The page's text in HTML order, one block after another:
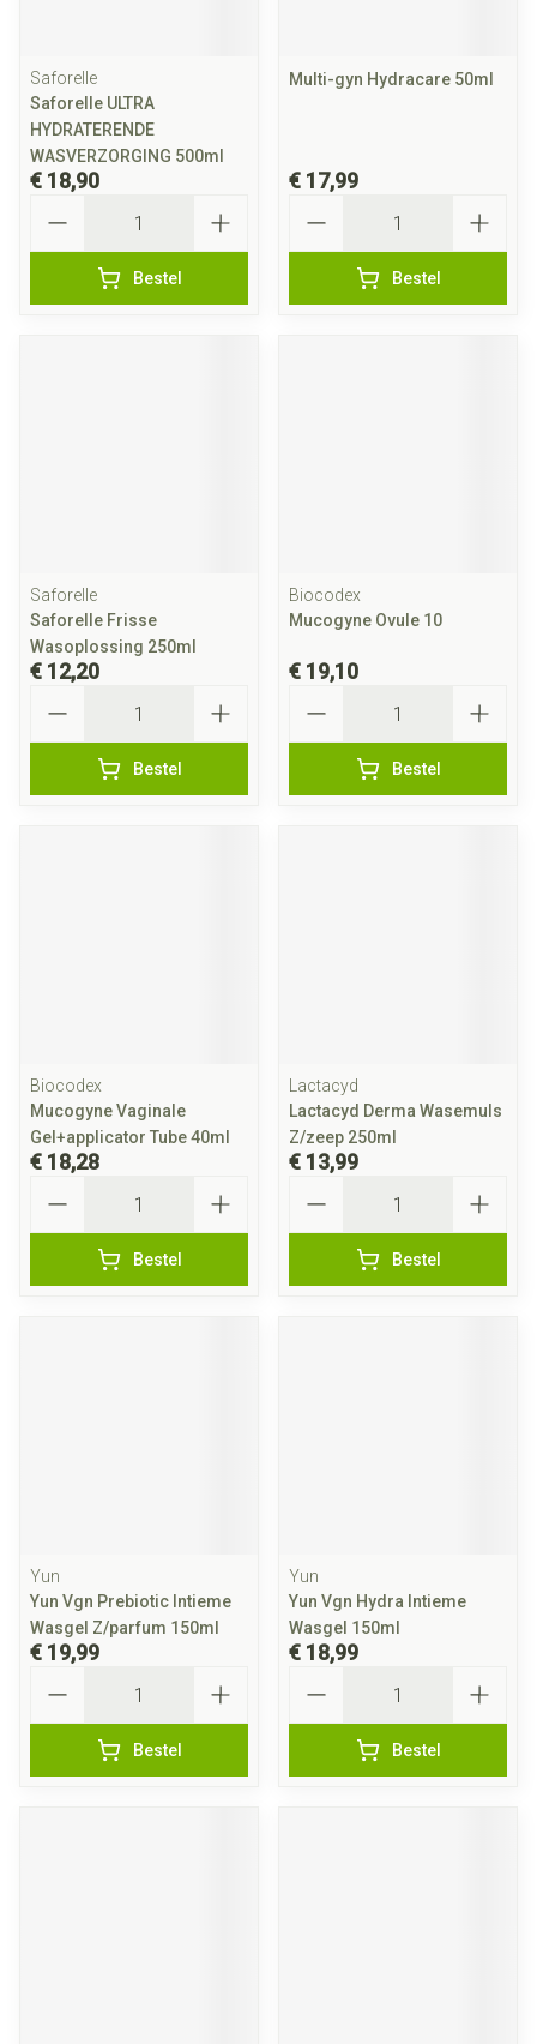
Saforelle
Saforelle ULTRA
HYDRATERENDE
WASVERZORGING 500ml
€ 18,90
Bestel
Multi-gyn Hydracare 50ml
€ 17,99
Bestel
Saforelle
Saforelle Frisse
Wasoplossing 250ml
€ 12,20
Bestel
Biocodex
Mucogyne Ovule 10
€ 19,10
Bestel
Biocodex
Mucogyne Vaginale
Gel+applicator Tube 40ml
€ 18,28
Bestel
Lactacyd
Lactacyd Derma Wasemuls
Z/zeep 250ml
€ 13,99
Bestel
Yun
Yun Vgn Prebiotic Intieme
Wasgel Z/parfum 150ml
€ 19,99
Bestel
Yun
Yun Vgn Hydra Intieme
Wasgel 150ml
€ 18,99
Bestel